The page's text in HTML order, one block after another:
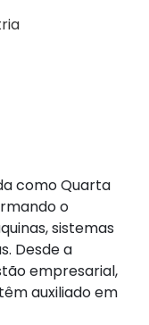
como Quarta
o
sistemas
Desde a
empresarial,
auxiliado em